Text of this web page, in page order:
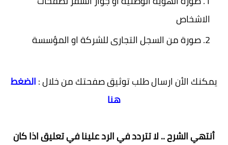
الاشخاص
صورة من السجل التجارى للشركة او المؤسسة
يمكنك الأن ارسال طلب توثيق صفحتك من خلال :الضغط
هنا
أنتهي الشرح .. لا تتردد في الرد علينا في تعليق اذا كان